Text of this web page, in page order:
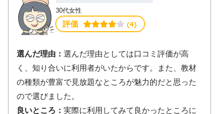
30代女性
評価 (4)
選んだ理由： 選んだ理由としては口コミ評価が高
く、知り合いに利用者がいたからです。また、教材
の種類が豊富で見放題なところが魅力的だと思った
ので選びました。
良いところ： 実際に利用してみて良かったところに